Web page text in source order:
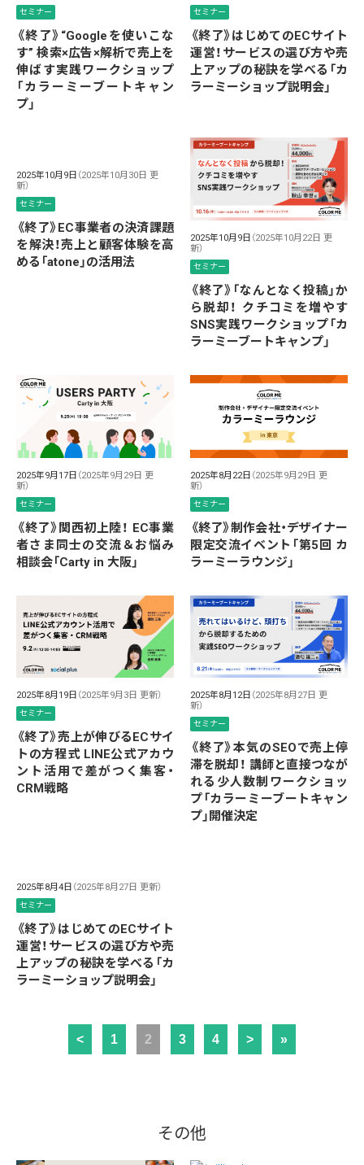
セミナー
《終了》“Googleを使いこな
す” 検索×広告×解析で売上を
伸ばす実践ワークショップ
「カラーミーブートキャン
プ」
セミナー
《終了》はじめてのECサイト
運営！サービスの選び方や売
上アップの秘訣を学べる「カ
ラーミーショップ説明会」
2025年10月9日 （2025年10月30日 更
新）
セミナー
《終了》EC事業者の決済課題
を解決！売上と顧客体験を高
める「atone」の活用法
2025年10月9日 （2025年10月22日 更
新）
セミナー
《終了》「なんとなく投稿」か
ら脱却！ クチコミを増やす
SNS実践ワークショップ「カ
ラーミーブートキャンプ」
2025年9月17日 （2025年9月29日 更
新）
セミナー
《終了》関西初上陸！ EC事業
者さま同士の交流＆お悩み
相談会「Carty in 大阪」
2025年8月22日 （2025年9月29日 更
新）
セミナー
《終了》制作会社・デザイナー
限定交流イベント「第5回 カ
ラーミーラウンジ」
2025年8月19日 （2025年9月3日 更新）
セミナー
《終了》売上が伸びるECサイ
トの方程式 LINE公式アカウ
ント活用で差がつく集客・
CRM戦略
2025年8月12日 （2025年8月27日 更
新）
セミナー
《終了》本気のSEOで売上停
滞を脱却！ 講師と直接つなが
れる少人数制ワークショッ
プ「カラーミーブートキャン
プ」開催決定
2025年8月4日 （2025年8月27日 更新）
セミナー
《終了》はじめてのECサイト
運営！サービスの選び方や売
上アップの秘訣を学べる「カ
ラーミーショップ説明会」
< 1 2 3 4 > »
その他